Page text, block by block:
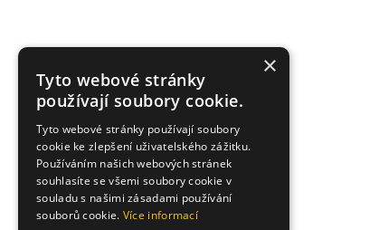
×
Tyto webové stránky
používají soubory cookie.
Tyto webové stránky používají soubory
cookie ke zlepšení uživatelského zážitku.
Používáním našich webových stránek
souhlasíte se všemi soubory cookie v
souladu s našimi zásadami používání
souborů cookie. Více informací